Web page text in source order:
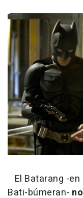
El Batarang -
Bati-búmeran-